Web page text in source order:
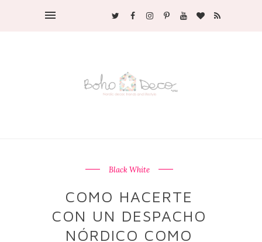
Black White
COMO HACERTE
CON UN DESPACHO
NÓRDICO COMO